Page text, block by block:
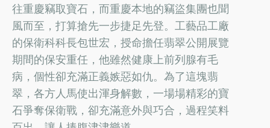
往重慶竊取寶石，而重慶本地的竊盜集團也聞
風而至，打算搶先一步捷足先登。工藝品工廠
的保衛科科長包世宏，授命擔任翡翠公開展覽
期間的保安重任，他雖然健康上前列腺有毛
病，個性卻充滿正義嫉惡如仇。為了這塊翡
翠，各方人馬使出渾身解數，一場場精彩的寶
石爭奪保衛戰，卻充滿意外與巧合，過程笑料